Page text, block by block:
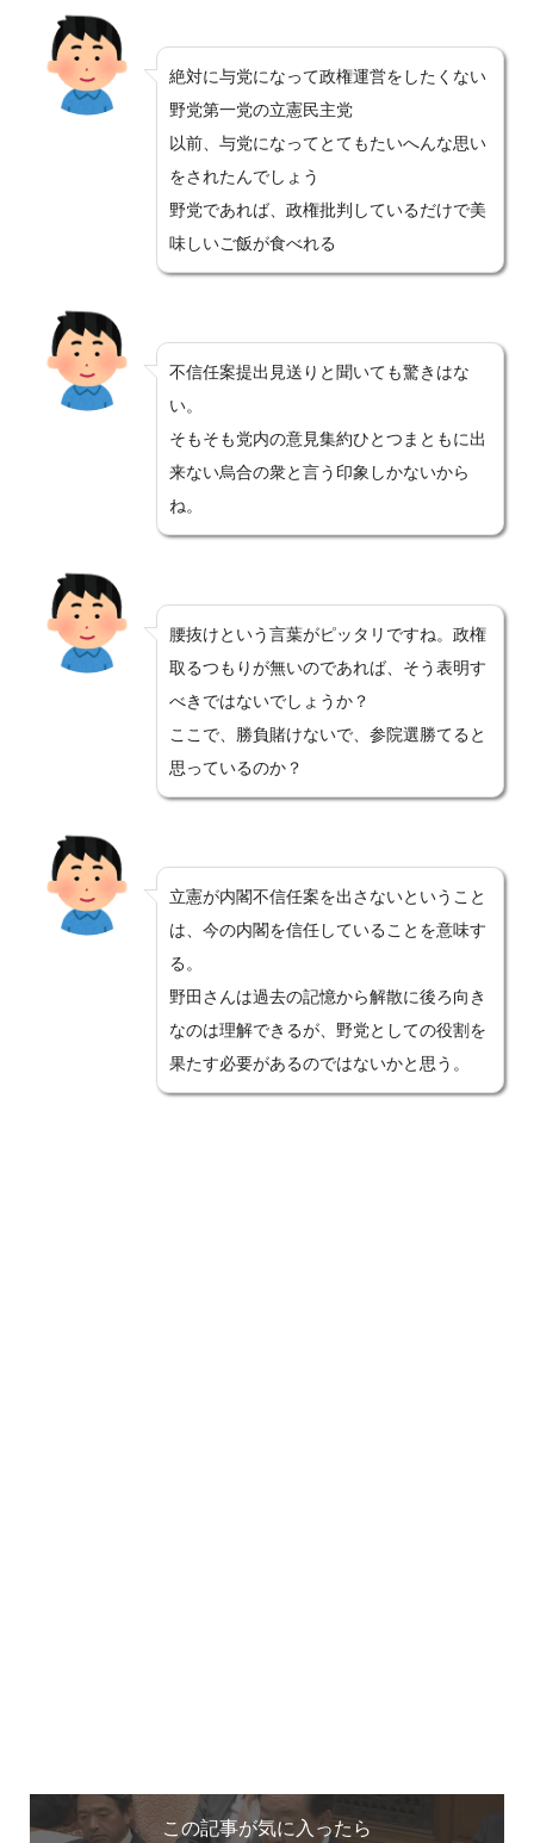
絶対に与党になって政権運営をしたくない
野党第一党の立憲民主党
以前、与党になってとてもたいへんな思い
をされたんでしょう
野党であれば、政権批判しているだけで美
味しいご飯が食べれる
不信任案提出見送りと聞いても驚きはな
い。
そもそも党内の意見集約ひとつまともに出
来ない烏合の衆と言う印象しかないから
ね。
腰抜けという言葉がピッタリですね。政権
取るつもりが無いのであれば、そう表明す
べきではないでしょうか？
ここで、勝負賭けないで、参院選勝てると
思っているのか？
立憲が内閣不信任案を出さないということ
は、今の内閣を信任していることを意味す
る。
野田さんは過去の記憶から解散に後ろ向き
なのは理解できるが、野党としての役割を
果たす必要があるのではないかと思う。
この記事が気に入ったら